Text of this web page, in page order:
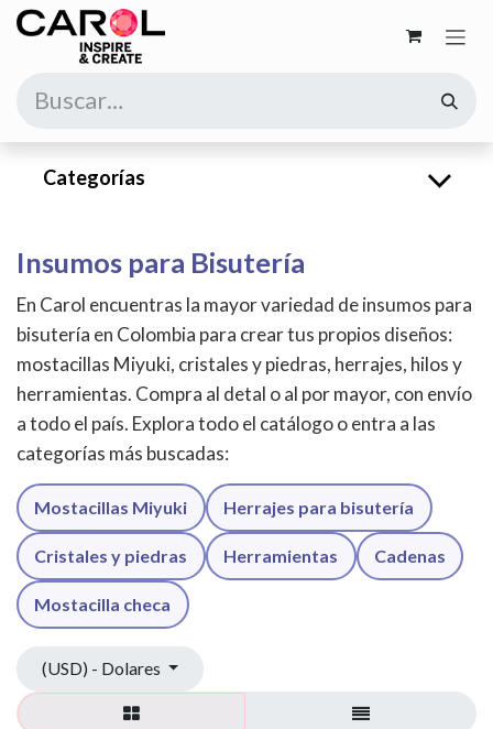
Ir al contenido
Categorías
Insumos para Bisutería
En Carol encuentras la mayor variedad de insumos para
bisutería en Colombia para crear tus propios diseños:
mostacillas Miyuki, cristales y piedras, herrajes, hilos y
herramientas. Compra al detal o al por mayor, con envío
a todo el país. Explora todo el catálogo o entra a las
categorías más buscadas:
Mostacillas Miyuki Herrajes para bisutería
Cristales y piedras Herramientas Cadenas
Mostacilla checa
(USD) - Dolares